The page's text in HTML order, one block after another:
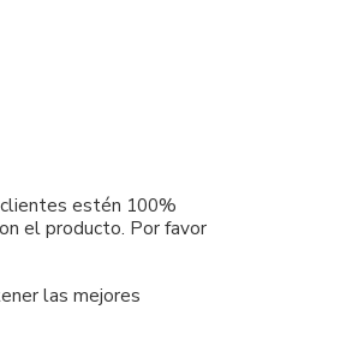
clientes estén 100%
el producto. Por favor
las mejores